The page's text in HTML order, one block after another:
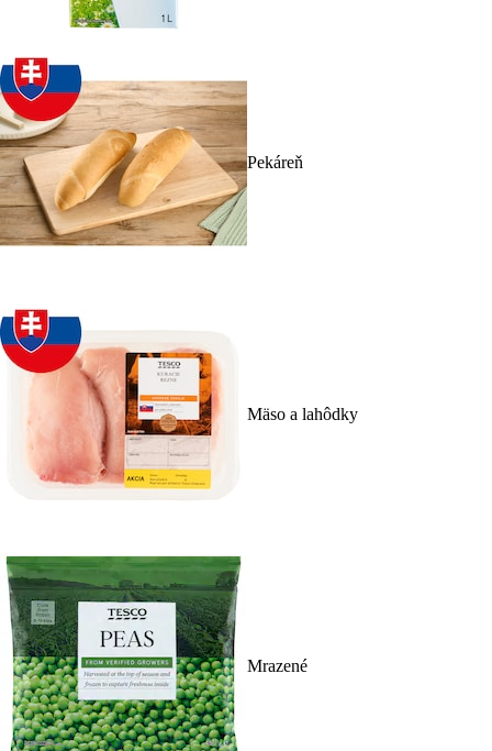
Pekáreň
Mäso a lahôdky
Mrazené